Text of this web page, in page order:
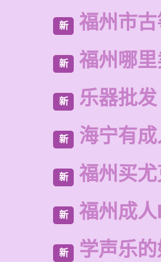
新 福州市
新 福州哪
新 乐器批
新 海宁有
新 福州买
新 福州成
新 学声乐